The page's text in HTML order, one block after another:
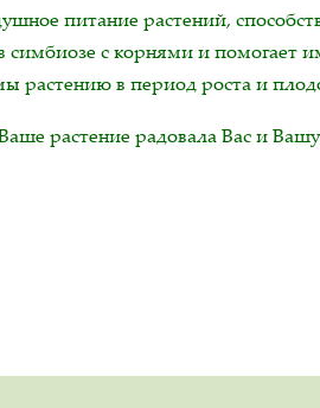
питание растений,
с корнями и помогает
растению в период роста и
растение радовала Вас и